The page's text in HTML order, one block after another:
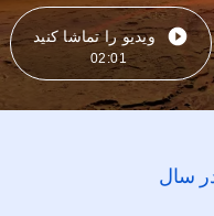
ویدیو را تماشا کنید
02:01
سال